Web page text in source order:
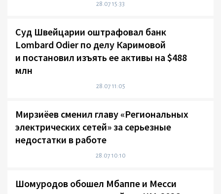
28.07 15:33
Суд Швейцарии оштрафовал банк
Lombard Odier по делу Каримовой
и постановил изъять ее активы на $488
млн
28.07 11:05
Мирзиёев сменил главу «Региональных
электрических сетей» за серьезные
недостатки в работе
28.07 10:10
Шомуродов обошел Мбаппе и Месси